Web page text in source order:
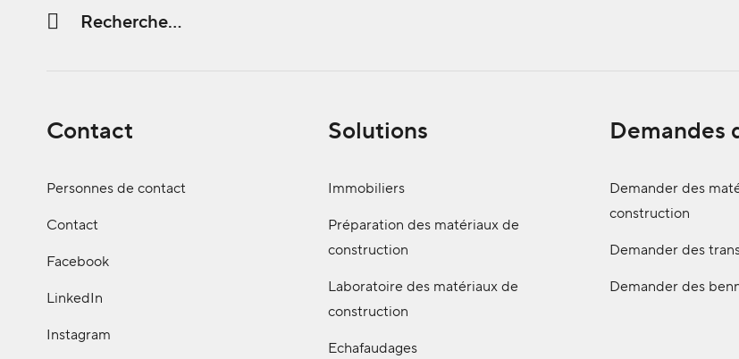
Chaine de recherche (au moins 3 caractères)
Contact
Personnes de contact
Contact
Facebook
LinkedIn
Instagram
Solutions
Immobiliers
Préparation des matériaux de
construction
Laboratoire des matériaux de
construction
Echafaudages
Demandes
Demander des
construction
Demander des
Demander des